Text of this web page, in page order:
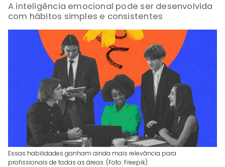
A inteligência emocional pode ser desenvolvida
com hábitos simples e consistentes
Essas habilidades ganham ainda mais relevância para
profissionais de todas as áreas. (Foto: Freepik)